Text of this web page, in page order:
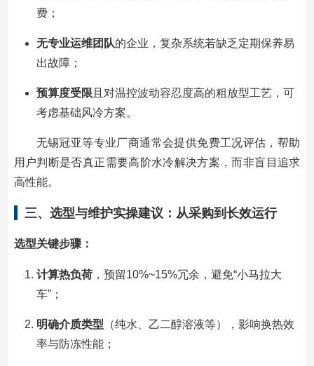
费；
无专业运维团队的企业，复杂系统若缺乏定期保养易
出故障；
预算度受限 且对温控波动容忍度高的粗放型工艺，可
考虑基础风冷方案。
无锡冠亚等专业厂商通常会提供免费工况评估，帮助
用户判断是否真正需要高阶水冷解决方案，而非盲目追求
高性能。
三、选型与维护实操建议：从采购到长效运行
选型关键步骤：
计算热负荷，预留10%~15%冗余，避免“小马拉大
车”；
明确介质类型 （纯水、乙二醇溶液等），影响换热效
率与防冻性能；